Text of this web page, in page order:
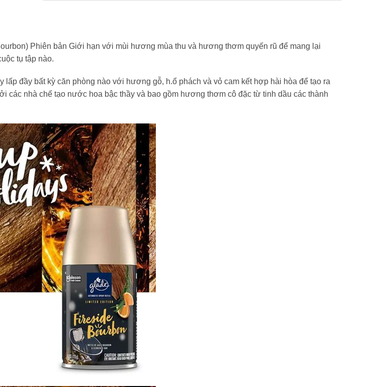
Phiên bản Giới hạn với mùi hương mùa thu và hương thơm quyến rũ để mang lại
tụ tập nào.
đầy bất kỳ căn phòng nào với hương gỗ, h.ổ phách và vỏ cam kết hợp hài hòa để tạo ra
nhà chế tạo nước hoa bậc thầy và bao gồm hương thơm cô đặc từ tinh dầu các thành